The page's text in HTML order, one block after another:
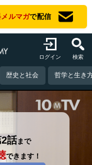
ルマガで配信
ログイン 検索
歴史と社会 哲学と生き
話まで
できます！